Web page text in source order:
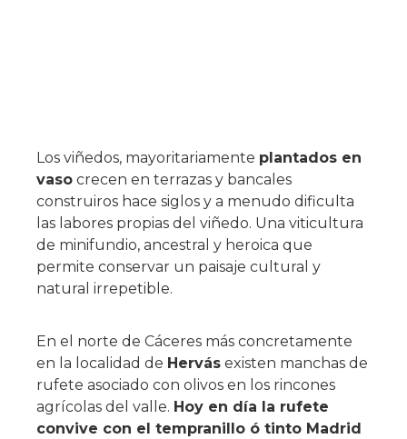
Los viñedos, mayoritariamente plantados en
vaso crecen en terrazas y bancales
construiros hace siglos y a menudo dificulta
las labores propias del viñedo. Una viticultura
de minifundio, ancestral y heroica que
permite conservar un paisaje cultural y
natural irrepetible.
En el norte de Cáceres más concretamente
en la localidad de Hervás existen manchas de
rufete asociado con olivos en los rincones
agrícolas del valle. Hoy en día la rufete
convive con el tempranillo ó tinto Madrid